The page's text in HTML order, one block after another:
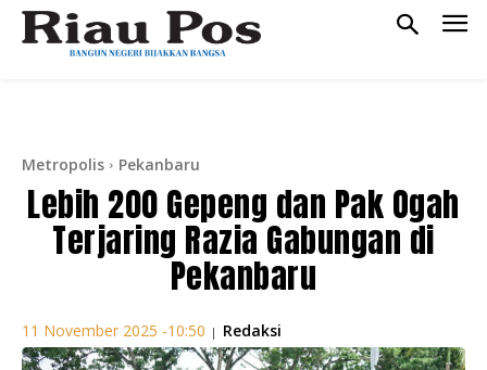
Metropolis Pekanbaru
Lebih 200 Gepeng dan Pak Ogah
Terjaring Razia Gabungan di
Pekanbaru
11 November 2025 -10:50 | Redaksi